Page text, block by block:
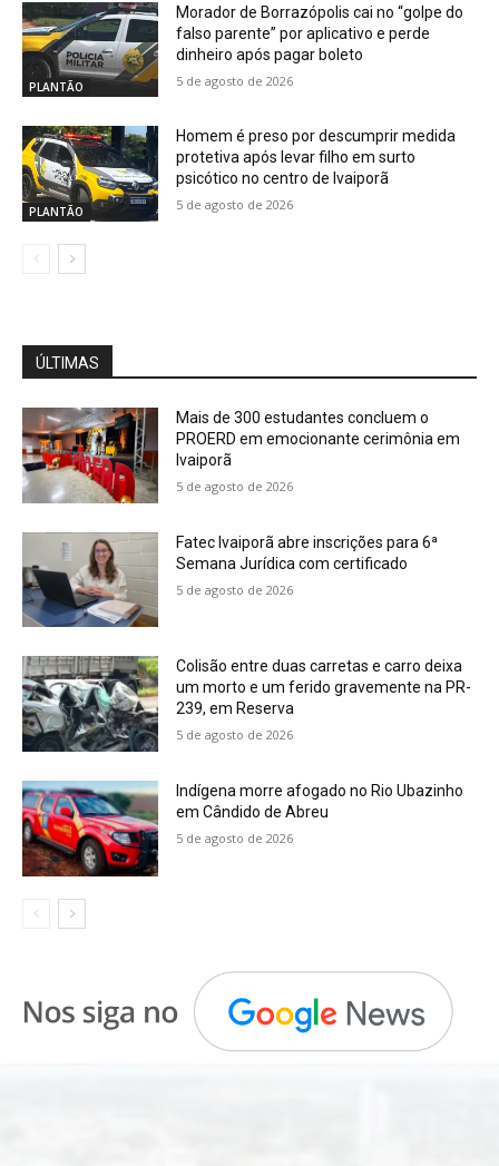
PLANTÃO
Morador de Borrazópolis cai no “golpe do
falso parente” por aplicativo e perde
dinheiro após pagar boleto
5 de agosto de 2026
PLANTÃO
Homem é preso por descumprir medida
protetiva após levar filho em surto
psicótico no centro de Ivaiporã
5 de agosto de 2026
ÚLTIMAS
Mais de 300 estudantes concluem o
PROERD em emocionante cerimônia em
Ivaiporã
5 de agosto de 2026
Fatec Ivaiporã abre inscrições para 6ª
Semana Jurídica com certificado
5 de agosto de 2026
Colisão entre duas carretas e carro deixa
um morto e um ferido gravemente na PR-
239, em Reserva
5 de agosto de 2026
Indígena morre afogado no Rio Ubazinho
em Cândido de Abreu
5 de agosto de 2026